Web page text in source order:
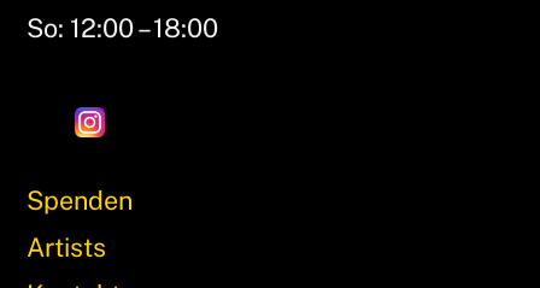
So: 12:00 – 18:00
Spenden
Artists